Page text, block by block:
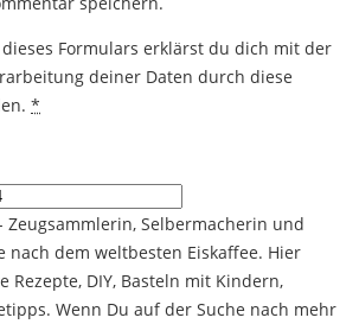
Formulars erklärst du dich mit der
deiner Daten durch diese
*
Zeugsammlerin, Selbermacherin und
nach dem weltbesten Eiskaffee. Hier
Rezepte, DIY, Basteln mit Kindern,
Wenn Du auf der Suche nach mehr